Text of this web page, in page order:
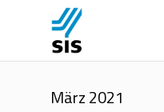
März 2021